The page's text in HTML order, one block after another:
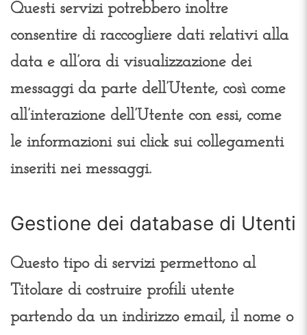
Questi servizi potrebbero inoltre
consentire di raccogliere dati relativi alla
data e all’ora di visualizzazione dei
messaggi da parte dell’Utente, così come
all’interazione dell’Utente con essi, come
le informazioni sui click sui collegamenti
inseriti nei messaggi.
Gestione dei database di Utenti
Questo tipo di servizi permettono al
Titolare di costruire profili utente
partendo da un indirizzo email, il nome o